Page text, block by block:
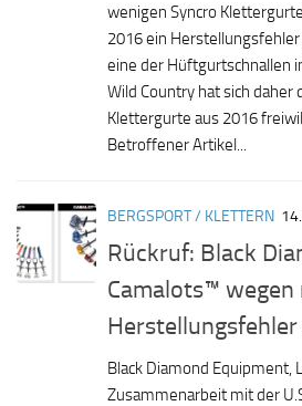
wenigen Syncro
2016 ein
eine der Hüftgurtschnallen
Wild Country hat sich daher
Klettergurte aus 2016
Betroffener Artikel...
BERGSPORT / KLETTERN
Rückruf: Black
Camalots™ wegen
Black Diamond Equipment,
Zusammenarbeit mit der